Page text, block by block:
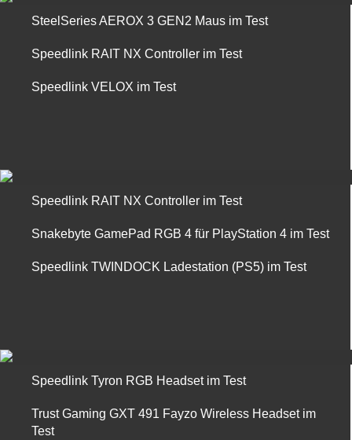
SteelSeries AEROX 3 GEN2 Maus im Test
Speedlink RAIT NX Controller im Test
Speedlink VELOX im Test
Speedlink RAIT NX Controller im Test
Snakebyte GamePad RGB 4 für PlayStation 4 im Test
Speedlink TWINDOCK Ladestation (PS5) im Test
Speedlink Tyron RGB Headset im Test
Trust Gaming GXT 491 Fayzo Wireless Headset im
Test